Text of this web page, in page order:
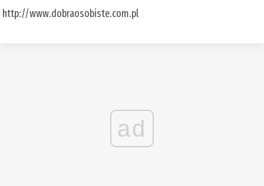
http://www.dobraosobiste.com.pl
ad